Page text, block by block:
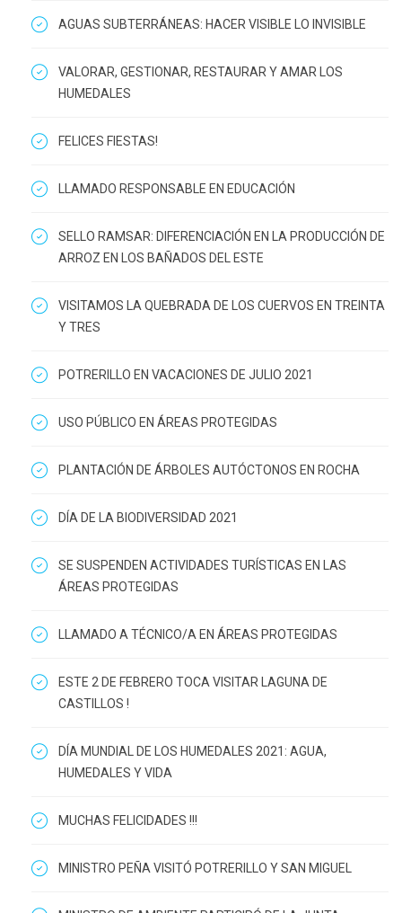
AGUAS SUBTERRÁNEAS: HACER VISIBLE LO INVISIBLE
VALORAR, GESTIONAR, RESTAURAR Y AMAR LOS
HUMEDALES
FELICES FIESTAS!
LLAMADO RESPONSABLE EN EDUCACIÓN
SELLO RAMSAR: DIFERENCIACIÓN EN LA PRODUCCIÓN DE
ARROZ EN LOS BAÑADOS DEL ESTE
VISITAMOS LA QUEBRADA DE LOS CUERVOS EN TREINTA
Y TRES
POTRERILLO EN VACACIONES DE JULIO 2021
USO PÚBLICO EN ÁREAS PROTEGIDAS
PLANTACIÓN DE ÁRBOLES AUTÓCTONOS EN ROCHA
DÍA DE LA BIODIVERSIDAD 2021
SE SUSPENDEN ACTIVIDADES TURÍSTICAS EN LAS
ÁREAS PROTEGIDAS
LLAMADO A TÉCNICO/A EN ÁREAS PROTEGIDAS
ESTE 2 DE FEBRERO TOCA VISITAR LAGUNA DE
CASTILLOS !
DÍA MUNDIAL DE LOS HUMEDALES 2021: AGUA,
HUMEDALES Y VIDA
MUCHAS FELICIDADES !!!
MINISTRO PEÑA VISITÓ POTRERILLO Y SAN MIGUEL